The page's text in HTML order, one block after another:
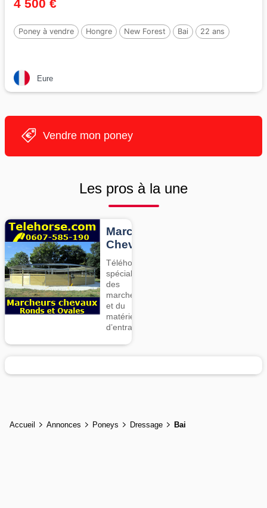
4 500 €
Poney à vendre Hongre New Forest Bai 22 ans
Eure
Vendre mon poney
Les pros à la une
Marcheurs
Chevaux
Téléhorse,
spécialiste
des
marcheurs
et du
matériel
d’entrainement
Accueil Annonces Poneys Dressage Bai